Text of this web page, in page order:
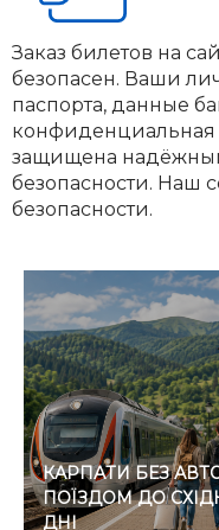
Заказ билетов на
безопасен. Ваши
паспорта, данные
конфиденциальная
защищена
безопасности. Наш
безопасности.
КАРПАТИ БЕЗ
ПОЇЗДОМ ДО
ДНІ